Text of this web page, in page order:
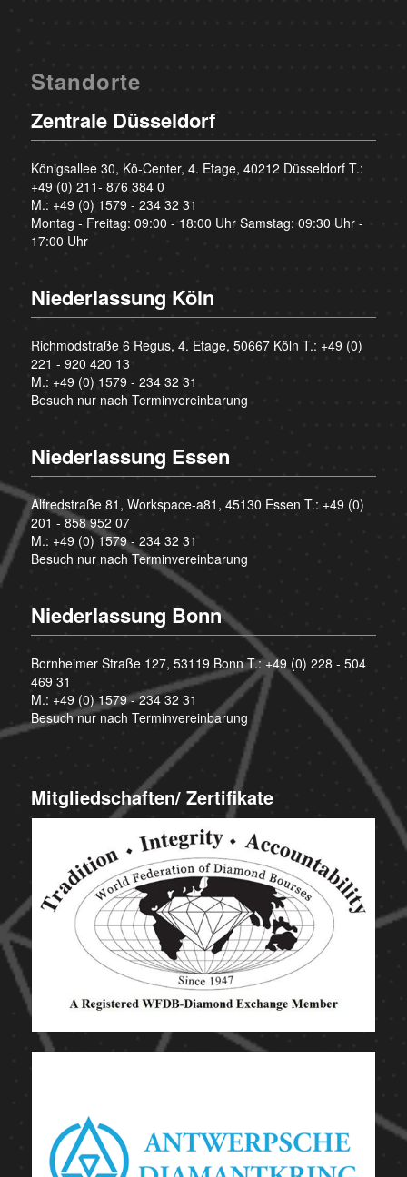
Standorte
Zentrale Düsseldorf
Königsallee 30, Kö-Center, 4. Etage, 40212 Düsseldorf T.:
+49 (0) 211- 876 384 0
M.: +49 (0) 1579 - 234 32 31
Montag - Freitag: 09:00 - 18:00 Uhr Samstag: 09:30 Uhr -
17:00 Uhr
Niederlassung Köln
Richmodstraße 6 Regus, 4. Etage, 50667 Köln T.: +49 (0)
221 - 920 420 13
M.: +49 (0) 1579 - 234 32 31
Besuch nur nach Terminvereinbarung
Niederlassung Essen
Alfredstraße 81, Workspace-a81, 45130 Essen T.: +49 (0)
201 - 858 952 07
M.: +49 (0) 1579 - 234 32 31
Besuch nur nach Terminvereinbarung
Niederlassung Bonn
Bornheimer Straße 127, 53119 Bonn T.:+49 (0) 228 - 504
469 31
M.: +49 (0) 1579 - 234 32 31
Besuch nur nach Terminvereinbarung
Mitgliedschaften/ Zertifikate